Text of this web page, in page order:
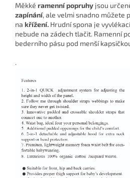
Měkké ramenní popruhy jsou
zapínání, ale velmi snadno můžete
na křížení. Hrudní spona je
nebude na zádech tlačit. Ramenní
bederního pásu pod menší
.